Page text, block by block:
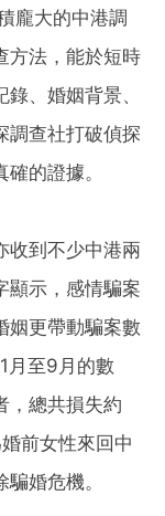
龐大的中港調
方法，能於短時
、婚姻背景、
調查社打破偵探
的證據。
收到不少中港兩
顯示，感情騙案
姻更帶動騙案數
月至9月的數
，總共損失約
前女性來回中
婚危機。